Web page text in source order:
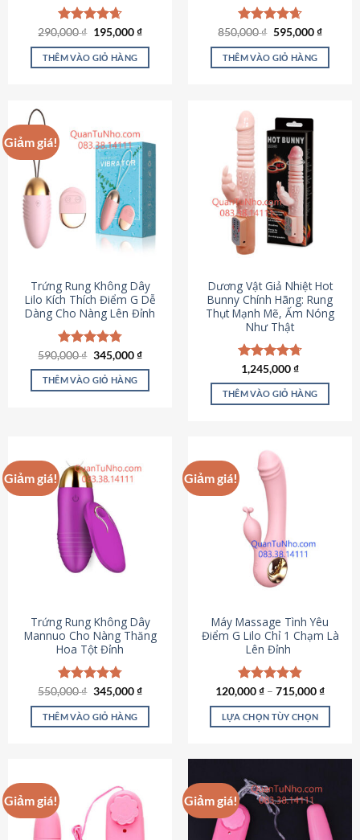
Được xếp
hạng4.64
5 sao
290,000₫ Giá
là:
290,000 ₫.
195,000₫Giá
tại
THÊM VÀO GIỎ HÀNG
Được xếp
hạng4.69
5 sao
850,000₫ Giá
là:
850,000 ₫.
595,000₫Giá
tại
THÊM VÀO GIỎ HÀNG
Giảm giá!
Trứng Rung Không Dây
Lilo Kích Thích Điểm G Dễ
Dàng Cho Nàng Lên Đỉnh
Được xếp
hạng4.79
5 sao
590,000₫ Giá
là:
590,000 ₫.
345,000₫Giá
tại
345,000 ₫.
THÊM VÀO GIỎ HÀNG
Dương Vật Giả Nhiệt Hot
Bunny Chính Hãng: Rung
Thụt Mạnh Mẽ, Ấm Nóng
Như Thật
Được xếp
hạng4.73
5 sao
1,245,000₫
THÊM VÀO GIỎ HÀNG
Giảm giá!
Trứng Rung Không Dây
Mannuo Cho Nàng Thăng
Hoa Tột Đỉnh
Được xếp
hạng4.81
5 sao
550,000₫ Giá
là:
550,000 ₫.
345,000₫Giá
tại
THÊM VÀO GIỎ HÀNG
Giảm giá!
Máy Massage Tình Yêu
Điểm G Lilo Chỉ 1 Chạm Là
Lên Đỉnh
Được xếp
hạng4.85
5 sao
120,000₫ – 715,000₫
LỰA CHỌN TÙY CHỌN
có
nhiều
biến
thể.
Giảm giá! Giảm giá!